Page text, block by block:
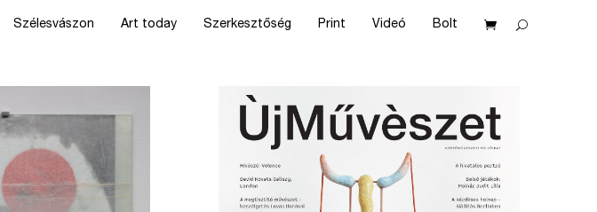
Szélesvászon Art today Szerkesztőség Print Videó Bolt